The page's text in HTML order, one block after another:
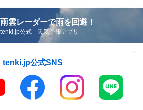
雨雲レーダーで雨を回避！
tenki.jp公式 天気予報アプリ
tenki.jp公式SNS